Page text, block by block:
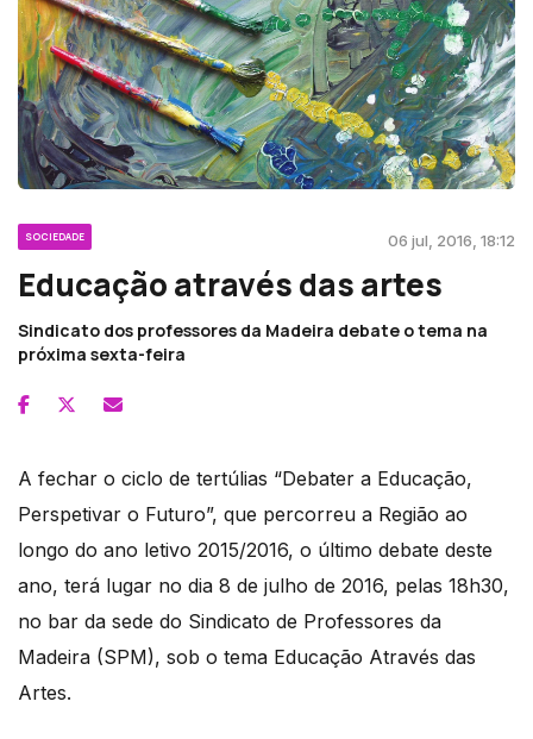
SOCIEDADE 06 jul, 2016, 18:12
Educação através das artes
Sindicato dos professores da Madeira debate o tema na
próxima sexta-feira
A fechar o ciclo de tertúlias “Debater a Educação,
Perspetivar o Futuro”, que percorreu a Região ao
longo do ano letivo 2015/2016, o último debate deste
ano, terá lugar no dia 8 de julho de 2016, pelas 18h30,
no bar da sede do Sindicato de Professores da
Madeira (SPM), sob o tema Educação Através das
Artes.